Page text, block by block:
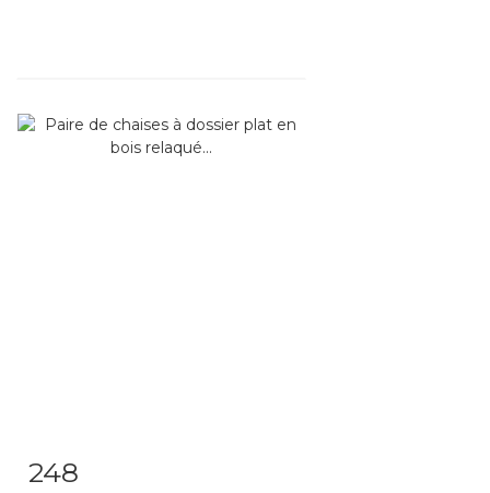
Fiche détaillée
248